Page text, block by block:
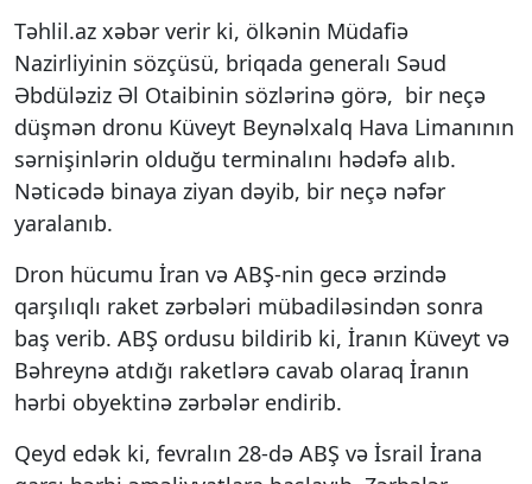
Təhlil.az xəbər verir ki, ölkənin Müdafiə
Nazirliyinin sözçüsü, briqada generalı Səud
Əbdüləziz Əl Otaibinin sözlərinə görə, bir neçə
düşmən dronu Küveyt Beynəlxalq Hava Limanının
sərnişinlərin olduğu terminalını hədəfə alıb.
Nəticədə binaya ziyan dəyib, bir neçə nəfər
yaralanıb.
Dron hücumu İran və ABŞ-nin gecə ərzində
qarşılıqlı raket zərbələri mübadiləsindən sonra
baş verib. ABŞ ordusu bildirib ki, İranın Küveyt və
Bəhreynə atdığı raketlərə cavab olaraq İranın
hərbi obyektinə zərbələr endirib.
Qeyd edək ki, fevralın 28-də ABŞ və İsrail İrana